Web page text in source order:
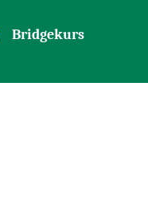
Bridgekurs